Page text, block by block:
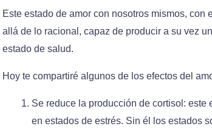
Este estado de amor con nosotros mismos,
allá de lo racional, capaz de producir a su vez
estado de salud.
Hoy te compartiré algunos de los efectos del
Se reduce la producción de cortisol:
en estados de estrés. Sin él los estados